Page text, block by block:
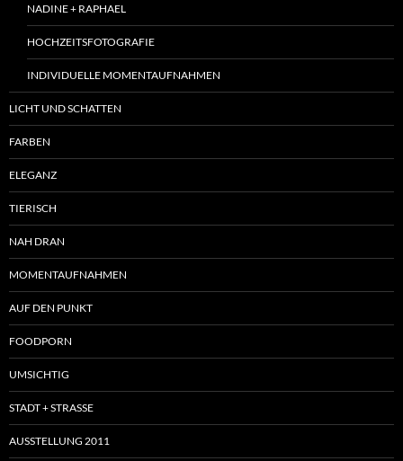
NADINE + RAPHAEL
HOCHZEITSFOTOGRAFIE
INDIVIDUELLE MOMENTAUFNAHMEN
LICHT UND SCHATTEN
FARBEN
ELEGANZ
TIERISCH
NAH DRAN
MOMENTAUFNAHMEN
AUF DEN PUNKT
FOODPORN
UMSICHTIG
STADT + STRASSE
AUSSTELLUNG 2011